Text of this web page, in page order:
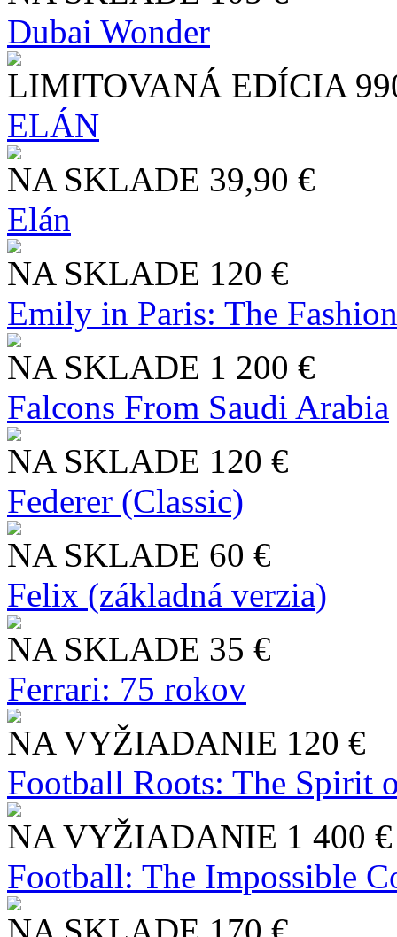
Dubai Wonder
LIMITOVANÁ EDÍCIA
ELÁN
NA SKLADE 39,90 €
Elán
NA SKLADE 120 €
Emily in Paris: The
NA SKLADE 1 200 €
Falcons From Saudi Arabia
NA SKLADE 120 €
Federer (Classic)
NA SKLADE 60 €
Felix (základná verzia)
NA SKLADE 35 €
Ferrari: 75 rokov
NA VYŽIADANIE 120 €
Football Roots: The Spirit
NA VYŽIADANIE 1 400 €
Football: The Impossible